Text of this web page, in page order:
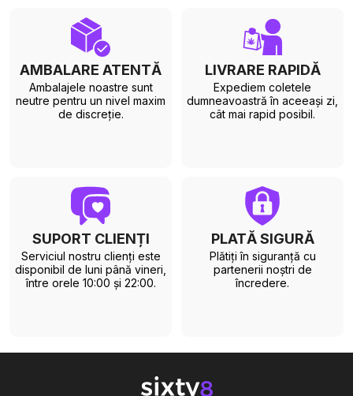
AMBALARE ATENTĂ
Ambalajele noastre sunt
neutre pentru un nivel maxim
de discreție.
LIVRARE RAPIDĂ
Expediem coletele
dumneavoastră în aceeași zi,
cât mai rapid posibil.
SUPORT CLIENȚI
Serviciul nostru clienți este
disponibil de luni până vineri,
între orele 10:00 și 22:00.
PLATĂ SIGURĂ
Plătiți în siguranță cu
partenerii noștri de
încredere.